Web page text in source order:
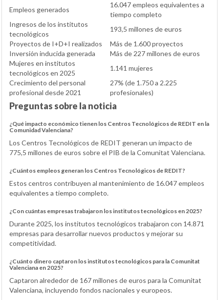
Empleos generados
16.047 empleos equivalentes a
tiempo completo
Ingresos de los institutos
tecnológicos
193,5 millones de euros
Proyectos de I+D+I realizados
Más de 1.600 proyectos
Inversión inducida generada
Más de 227 millones de euros
Mujeres en institutos
tecnológicos en 2025
1.141 mujeres
Crecimiento del personal
profesional desde 2021
27% (de 1.750 a 2.225
profesionales)
Preguntas sobre la noticia
¿Qué impacto económico tienen los Centros Tecnológicos de REDIT en la
Comunidad Valenciana?
Los Centros Tecnológicos de REDIT generan un impacto de
775,5 millones de euros sobre el PIB de la Comunitat Valenciana.
¿Cuántos empleos generan los Centros Tecnológicos de REDIT?
Estos centros contribuyen al mantenimiento de 16.047 empleos
equivalentes a tiempo completo.
¿Con cuántas empresas trabajaron los institutos tecnológicos en 2025?
Durante 2025, los institutos tecnológicos trabajaron con 14.871
empresas para desarrollar nuevos productos y mejorar su
competitividad.
¿Cuánto dinero captaron los institutos tecnológicos para la Comunitat
Valenciana en 2025?
Captaron alrededor de 167 millones de euros para la Comunitat
Valenciana, incluyendo fondos nacionales y europeos.